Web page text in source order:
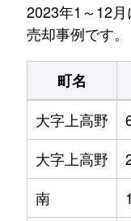
2023年1～12
売却事例です。
町名
大字上高野
大字上高野
南